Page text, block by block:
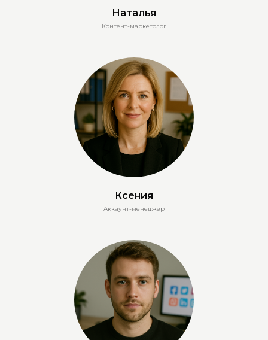
Наталья
Контент-маркетолог
Ксения
Аккаунт-менеджер